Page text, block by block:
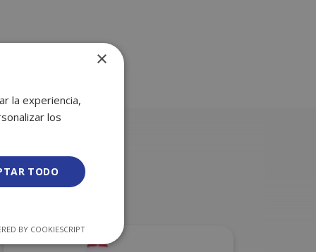
×
la experiencia,
los
TODO
BY COOKIESCRIPT